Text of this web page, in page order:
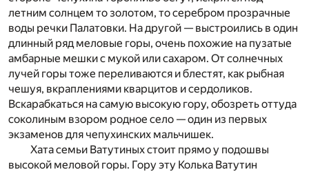
летним солнцем то золотом, то серебром прозрачные
воды реч­ки Палатовки. На другой — выстроились в один
длинный ряд меловые горы, очень похожие на пузатые
амбарные мешки с мукой или сахаром. От солнечных
лучей горы тоже переливаются и блестят, как рыбная
чешуя, вкраплениями кварцитов и сердоликов.
Вскарабкаться на самую высокую гору, обозреть оттуда
соколиным взором родное село — один из первых
экзаменов для чепухинских мальчишек.
Хата семьи Ватутиных стоит прямо у подошвы
высокой меловой горы. Гору эту Колька Ватутин